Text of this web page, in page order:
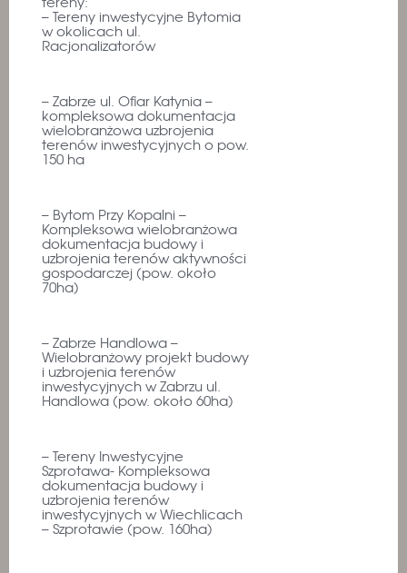
– Tereny inwestycyjne Bytomia
w okolicach ul.
Racjonalizatorów
– Zabrze ul. Ofiar Katynia –
kompleksowa dokumentacja
wielobranżowa uzbrojenia
terenów inwestycyjnych o pow.
150 ha
– Bytom Przy Kopalni –
Kompleksowa wielobranżowa
dokumentacja budowy i
uzbrojenia terenów aktywności
gospodarczej (pow. około
70ha)
– Zabrze Handlowa –
Wielobranżowy projekt budowy
i uzbrojenia terenów
inwestycyjnych w Zabrzu ul.
Handlowa (pow. około 60ha)
– Tereny Inwestycyjne
Szprotawa- Kompleksowa
dokumentacja budowy i
uzbrojenia terenów
inwestycyjnych w Wiechlicach
– Szprotawie (pow. 160ha)